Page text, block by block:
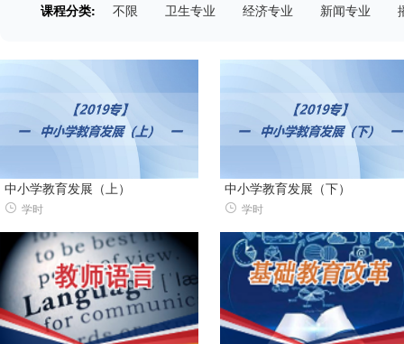
课程分类:
不限 卫生专业 经济专业 新闻专业
中小学教育发展（上）
学时
中小学教育发展（下）
学时